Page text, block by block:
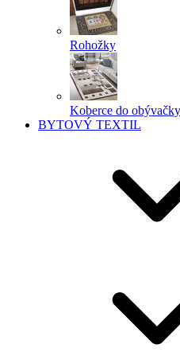
Rohožky
Koberce do obývačky
BYTOVÝ TEXTIL